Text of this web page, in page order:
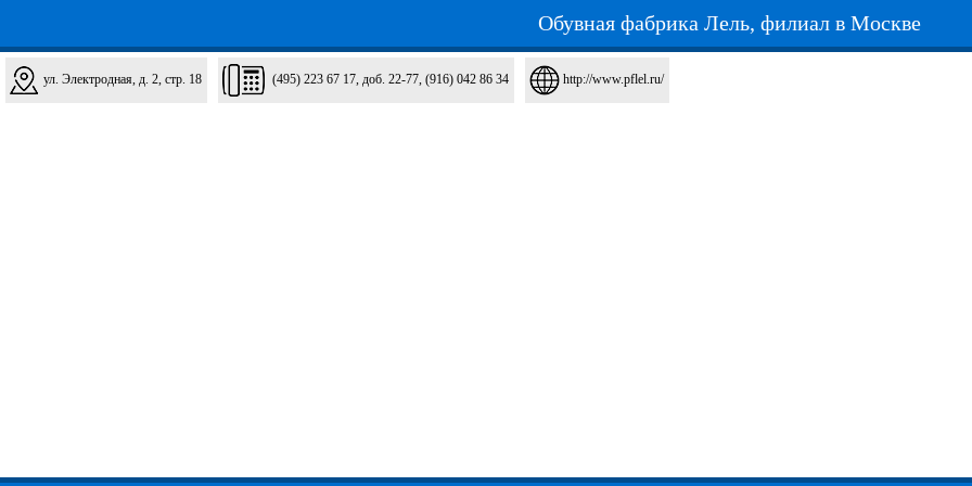
Обувная фабрика Лель, филиал в Москве
ул. Электродная, д. 2, стр. 18 (495) 223 67 17, доб. 22-77, (916) 042 86 34 http://www.pflel.ru/